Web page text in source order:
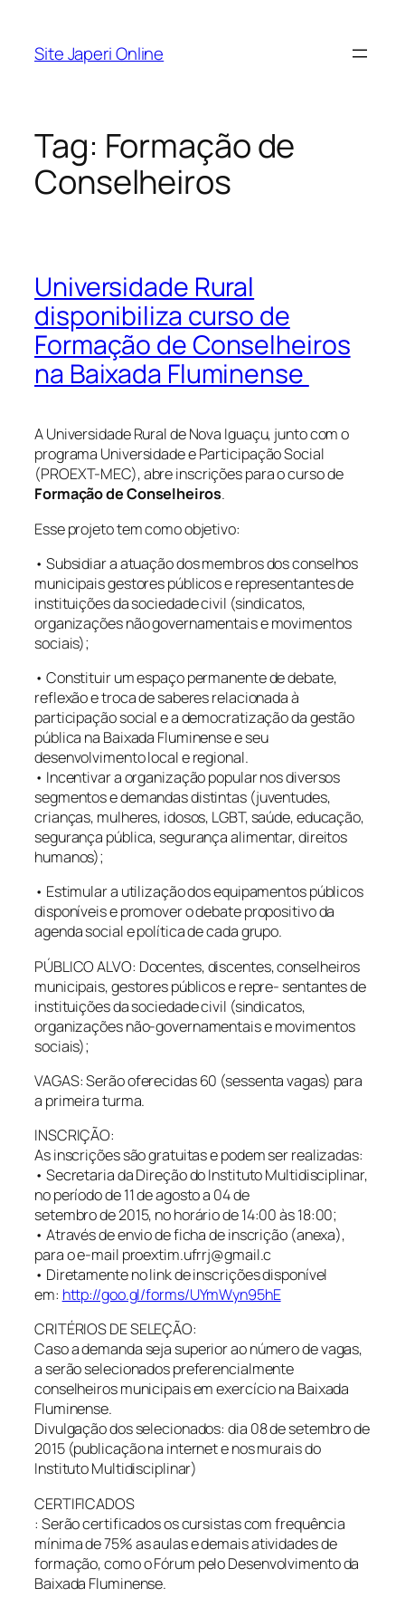
Site Japeri Online
Tag: Formação de
Conselheiros
Universidade Rural
disponibiliza curso de
Formação de Conselheiros
na Baixada Fluminense
A Universidade Rural de Nova Iguaçu, junto com o
programa Universidade e Participação Social
(PROEXT-MEC), abre inscrições para o curso de
Formação de Conselheiros.
Esse projeto tem como objetivo:
• Subsidiar a atuação dos membros dos conselhos
municipais gestores públicos e representantes de
instituições da sociedade civil (sindicatos,
organizações não governamentais e movimentos
sociais);
• Constituir um espaço permanente de debate,
reflexão e troca de saberes relacionada à
participação social e a democratização da gestão
pública na Baixada Fluminense e seu
desenvolvimento local e regional.
• Incentivar a organização popular nos diversos
segmentos e demandas distintas (juventudes,
crianças, mulheres, idosos, LGBT, saúde, educação,
segurança pública, segurança alimentar, direitos
humanos);
• Estimular a utilização dos equipamentos públicos
disponíveis e promover o debate propositivo da
agenda social e política de cada grupo.
PÚBLICO ALVO: Docentes, discentes, conselheiros
municipais, gestores públicos e repre- sentantes de
instituições da sociedade civil (sindicatos,
organizações não-governamentais e movimentos
sociais);
VAGAS: Serão oferecidas 60 (sessenta vagas) para
a primeira turma.
INSCRIÇÃO:
As inscrições são gratuitas e podem ser realizadas:
• Secretaria da Direção do Instituto Multidisciplinar,
no período de 11 de agosto a 04 de
setembro de 2015, no horário de 14:00 às 18:00;
• Através de envio de ficha de inscrição (anexa),
para o e-mail proextim.ufrrj@gmail.c
• Diretamente no link de inscrições disponível
em: http://goo.gl/forms/UYmWyn95hE
CRITÉRIOS DE SELEÇÃO:
Caso a demanda seja superior ao número de vagas,
a serão selecionados preferencialmente
conselheiros municipais em exercício na Baixada
Fluminense.
Divulgação dos selecionados: dia 08 de setembro de
2015 (publicação na internet e nos murais do
Instituto Multidisciplinar)
CERTIFICADOS
: Serão certificados os cursistas com frequência
mínima de 75% as aulas e demais atividades de
formação, como o Fórum pelo Desenvolvimento da
Baixada Fluminense.